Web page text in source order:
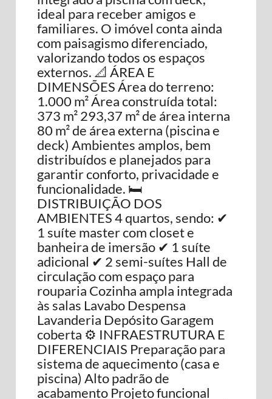
ideal para receber amigos e
familiares. O imóvel conta ainda
com paisagismo diferenciado,
valorizando todos os espaços
externos. 📐 ÁREA E
DIMENSÕES Área do terreno:
1.000 m² Área construída total:
373 m² 293,37 m² de área interna
80 m² de área externa (piscina e
deck) Ambientes amplos, bem
distribuídos e planejados para
garantir conforto, privacidade e
funcionalidade. 🛏️
DISTRIBUIÇÃO DOS
AMBIENTES 4 quartos, sendo: ✔
1 suíte master com closet e
banheira de imersão ✔ 1 suíte
adicional ✔ 2 semi-suítes Hall de
circulação com espaço para
rouparia Cozinha ampla integrada
às salas Lavabo Despensa
Lavanderia Depósito Garagem
coberta ⚙️ INFRAESTRUTURA E
DIFERENCIAIS Preparação para
sistema de aquecimento (casa e
piscina) Alto padrão de
acabamento Projeto funcional